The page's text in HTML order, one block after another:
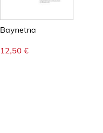
Baynetna
12,50 €